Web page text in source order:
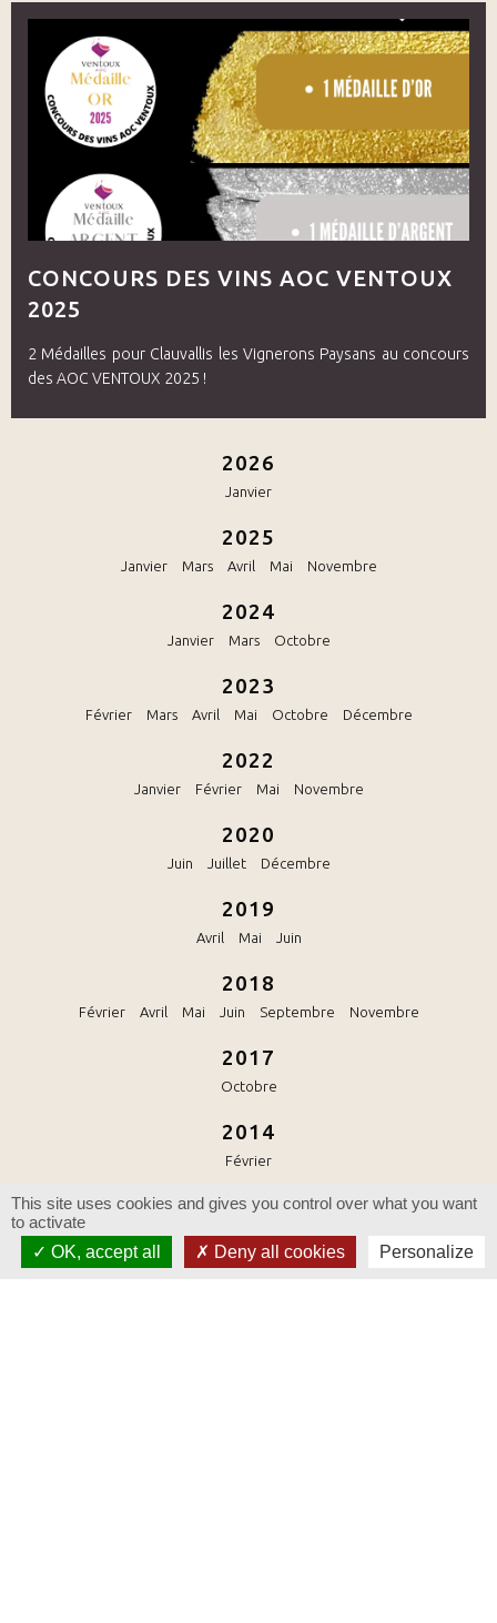
CONCOURS DES VINS AOC VENTOUX
2025
2 Médailles pour Clauvallis les Vignerons Paysans au concours
des AOC VENTOUX 2025 !
2026
Janvier
2025
Janvier Mars Avril Mai Novembre
2024
Janvier Mars Octobre
2023
Février Mars Avril Mai Octobre Décembre
2022
Janvier Février Mai Novembre
2020
Juin Juillet Décembre
2019
Avril Mai Juin
2018
Février Avril Mai Juin Septembre Novembre
2017
Octobre
2014
Février
1030, route de la Courtoise
84210 Saint-Didier
This site uses cookies and gives you control over what you want
to activate
OK, accept all
Deny all cookies Personalize